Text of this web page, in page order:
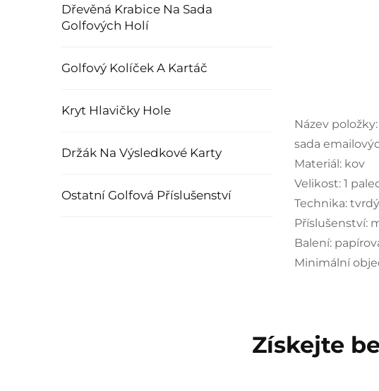
Dřevěná Krabice Na Sada
Golfových Holí
Golfový Kolíček A Kartáč
Kryt Hlavičky Hole
Držák Na Výsledkové Karty
Ostatní Golfová Příslušenství
Název
sada
Materiál: kov
Velikost: 1
Technika:
Příslušenství:
Balení:
Minimální
Získejte